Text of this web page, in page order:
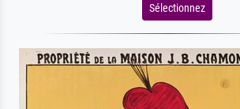
Sélectionnez